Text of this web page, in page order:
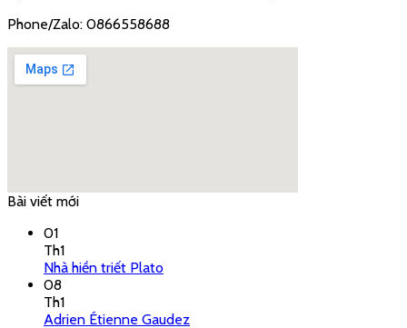
Phone/Zalo: 0866558688
Bài viết mới
01
Th1
Nhà hiền triết Plato
08
Th1
Adrien Étienne Gaudez